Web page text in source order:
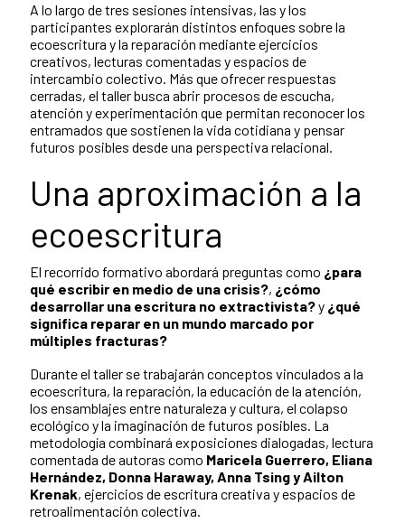
A lo largo de tres sesiones intensivas, las y los
participantes explorarán distintos enfoques sobre la
ecoescritura y la reparación mediante ejercicios
creativos, lecturas comentadas y espacios de
intercambio colectivo. Más que ofrecer respuestas
cerradas, el taller busca abrir procesos de escucha,
atención y experimentación que permitan reconocer los
entramados que sostienen la vida cotidiana y pensar
futuros posibles desde una perspectiva relacional.
Una aproximación a la
ecoescritura
El recorrido formativo abordará preguntas como ¿para
qué escribir en medio de una crisis?, ¿cómo
desarrollar una escritura no extractivista?y ¿qué
significa reparar en un mundo marcado por
múltiples fracturas?
Durante el taller se trabajarán conceptos vinculados a la
ecoescritura, la reparación, la educación de la atención,
los ensamblajes entre naturaleza y cultura, el colapso
ecológico y la imaginación de futuros posibles. La
metodología combinará exposiciones dialogadas, lectura
comentada de autoras como Maricela Guerrero, Eliana
Hernández, Donna Haraway, Anna Tsing y Ailton
Krenak, ejercicios de escritura creativa y espacios de
retroalimentación colectiva.